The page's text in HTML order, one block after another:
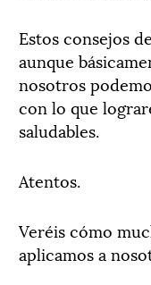
Estos consejos
aunque
nosotros
con lo que
saludables.
Atentos.
Veréis cómo
aplicamos a